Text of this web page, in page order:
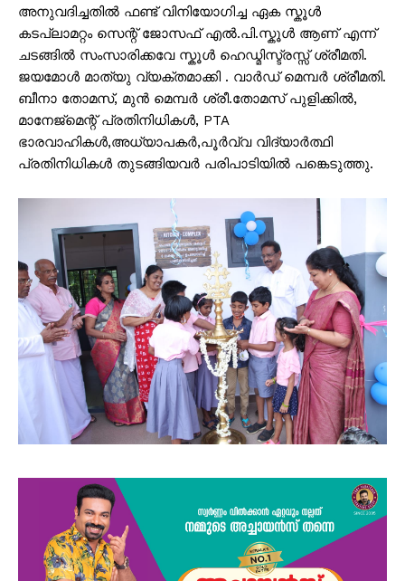
അനുവദിച്ചതിൽ ഫണ്ട് വിനിയോഗിച്ച ഏക സ്കൂൾ
കടപ്ലാമറ്റം സെന്റ് ജോസഫ് എൽ.പി.സ്കൂൾ ആണ് എന്ന്
ചടങ്ങിൽ സംസാരിക്കവേ സ്കൂൾ ഹെഡ്മിസ്ട്രസ്സ് ശ്രീമതി.
ജയമോൾ മാത്യു വ്യക്തമാക്കി . വാർഡ് മെമ്പർ ശ്രീമതി.
ബീനാ തോമസ്, മുൻ മെമ്പർ ശ്രീ.തോമസ് പുളിക്കിൽ,
മാനേജ്മെന്റ് പ്രതിനിധികൾ, PTA
ഭാരവാഹികൾ,അധ്യാപകർ,പൂർവ്വ വിദ്യാർത്ഥി
പ്രതിനിധികൾ തുടങ്ങിയവർ പരിപാടിയിൽ പങ്കെടുത്തു.